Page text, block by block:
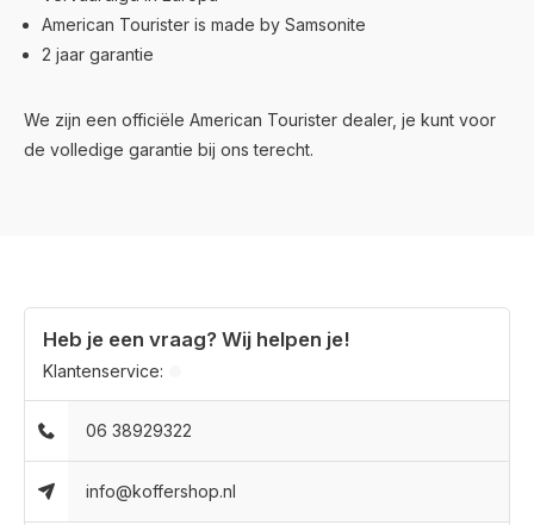
American Tourister is made by Samsonite
2 jaar garantie
We zijn een officiële American Tourister dealer, je kunt voor
de volledige garantie bij ons terecht.
Heb je een vraag? Wij helpen je!
Klantenservice:
06 38929322
info@koffershop.nl